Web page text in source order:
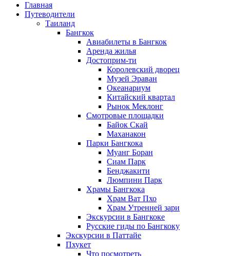
Главная
Путеводители
Таиланд
Бангкок
Авиабилеты в Бангкок
Аренда жилья
Достоприм-ти
Королевский дворец
Музей Эраван
Океанариум
Китайский квартал
Рынок Меклонг
Смотровые площадки
Байок Скай
Маханакон
Парки Бангкока
Муанг Боран
Сиам Парк
Бенджакити
Люмпини Парк
Храмы Бангкока
Храм Ват Пхо
Храм Утренней зари
Экскурсии в Бангкоке
Русские гиды по Бангкоку
Экскурсии в Паттайе
Пхукет
Что посмотреть